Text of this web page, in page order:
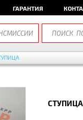
ГАРАНТИЯ
СТУПИЦА